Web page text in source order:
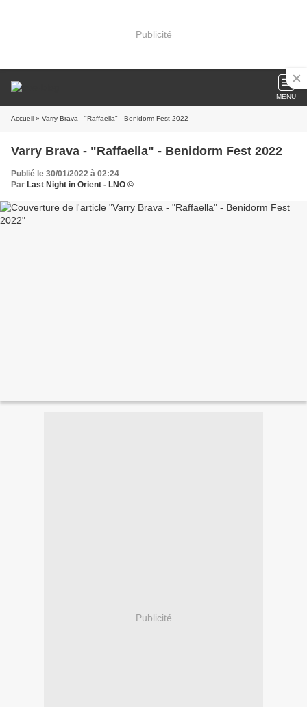
Publicité
MENU
Accueil » Varry Brava - "Raffaella" - Benidorm Fest 2022
Varry Brava - "Raffaella" - Benidorm Fest 2022
Publié le 30/01/2022 à 02:24
Par Last Night in Orient - LNO ©
Publicité